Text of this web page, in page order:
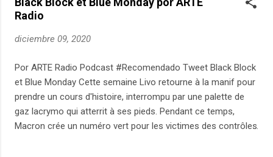
Radio
diciembre 09, 2020
Por ARTE Radio Podcast #Recomendado Tweet Black Block
et Blue Monday Cette semaine Livo retourne à la manif pour
prendre un cours d'histoire, interrompu par une palette de
gaz lacrymo qui atterrit à ses pieds. Pendant ce temps,
Macron crée un numéro vert pour les victimes des contrôles